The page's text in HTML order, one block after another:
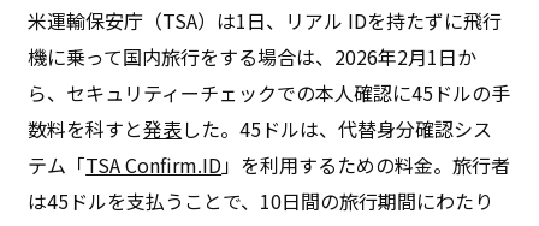
米運輸保安庁（TSA）は1日、リアル IDを持たずに飛行
機に乗って国内旅行をする場合は、2026年2月1日か
ら、セキュリティーチェックでの本人確認に45ドルの手
数料を科すと発表した。45ドルは、代替身分確認シス
テム「TSA Confirm.ID」を利用するための料金。旅行者
は45ドルを支払うことで、10日間の旅行期間にわたり